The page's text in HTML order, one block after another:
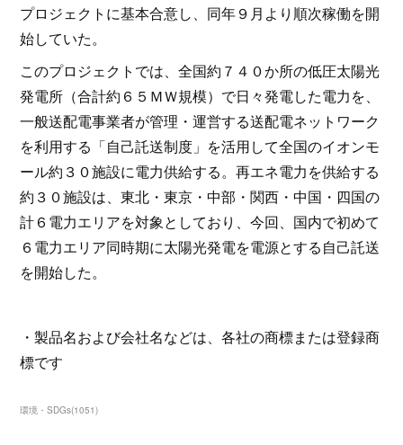
プロジェクトに基本合意し、同年９月より順次稼働を開
始していた。
このプロジェクトでは、全国約７４０か所の低圧太陽光
発電所（合計約６５ＭＷ規模）で日々発電した電力を、
一般送配電事業者が管理・運営する送配電ネットワーク
を利用する「自己託送制度」を活用して全国のイオンモ
ール約３０施設に電力供給する。再エネ電力を供給する
約３０施設は、東北・東京・中部・関西・中国・四国の
計６電力エリアを対象としており、今回、国内で初めて
６電力エリア同時期に太陽光発電を電源とする自己託送
を開始した。
・製品名および会社名などは、各社の商標または登録商
標です
環境・SDGs(1051)